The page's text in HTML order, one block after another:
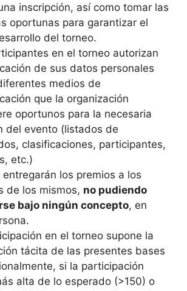
inscripción, así como tomar las
oportunas para garantizar el
del torneo.
en el torneo autorizan
de sus datos personales
medios de
que la organización
oportunos para la necesaria
del evento (listados de
clasificaciones, participantes,
etc.)
entregarán los premios a los
de los mismos, no pudiendo
bajo ningún concepto, en
en el torneo supone la
tácita de las presentes bases
si la participación
alta de lo esperado (>150) o